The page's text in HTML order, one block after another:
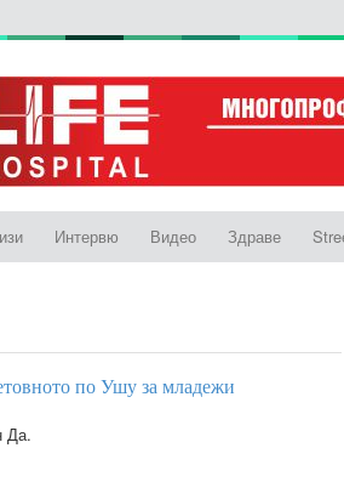
Интервю Видео Здраве
по Ушу за младежи
Да.